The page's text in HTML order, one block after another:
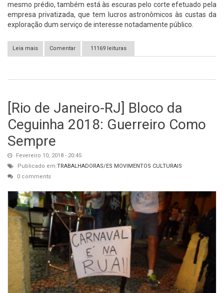
mesmo prédio, também está às escuras pelo corte efetuado pela
empresa privatizada, que tem lucros astronômicos às custas da
exploração dum serviço de interesse notadamente público.
Leia mais
sobre [Niterói-RJ] Centro de Artes da UFF fechado pela empresa
Enel, que cortou fornecimento de energia elétrica
Comentar 11169 leituras
[Rio de Janeiro-RJ] Bloco da
Ceguinha 2018: Guerreiro Como
Sempre
Fevereiro 10, 2018 - 20:45
Publicado em:TRABALHADORAS/ES MOVIMENTOS CULTURAIS
0 comments